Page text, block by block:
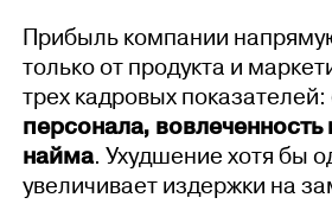
Прибыль компании
только от продукта и
трех кадровых показателей:
персонала, вовлеченность
найма. Ухудшение хотя бы
увеличивает издержки на